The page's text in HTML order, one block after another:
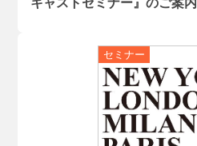
キャストセミナー』のご案内